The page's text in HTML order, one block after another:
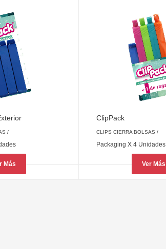
/
Más
ClipPack
CLIPS CIERRA BOLSAS /
Packaging X 4 Unidades
Ver Más